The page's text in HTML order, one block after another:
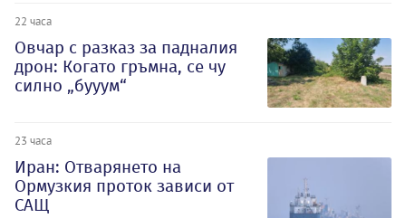
22 часа
Овчар с разказ за падналия
дрон: Когато гръмна, се чу
силно „бууум“
23 часа
Иран: Отварянето на
Ормузкия проток зависи от
САЩ